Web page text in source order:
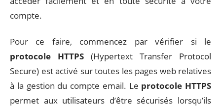
compte.
Pour ce faire, commencez par vérifier si le
protocole HTTPS (Hypertext Transfer Protocol
Secure) est activé sur toutes les pages web relatives
à la gestion du compte email. Le protocole HTTPS
permet aux utilisateurs d’être sécurisés lorsqu’ils